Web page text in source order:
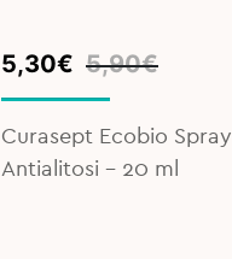
5,90€
Original
price
5,90€.
5,30€
Current
price
5,30€.
Curasept Ecobio Spray
Antialitosi – 20 ml